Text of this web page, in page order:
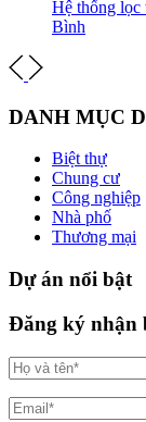
Hệ thống lọc
Bình
DANH MỤC
Biệt thự
Chung cư
Công nghiệp
Nhà phố
Thương mại
Dự án nổi bật
Đăng ký nhận